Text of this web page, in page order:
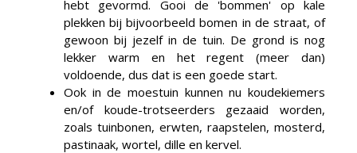
hebt gevormd. Gooi de 'bommen' op kale
plekken bij bijvoorbeeld bomen in de straat, of
gewoon bij jezelf in de tuin. De grond is nog
lekker warm en het regent (meer dan)
voldoende, dus dat is een goede start.
Ook in de moestuin kunnen nu koudekiemers
en/of koude-trotseerders gezaaid worden,
zoals tuinbonen, erwten, raapstelen, mosterd,
pastinaak, wortel, dille en kervel.